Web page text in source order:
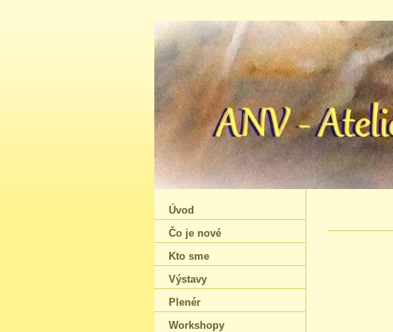
Úvod
Čo je nové
Kto sme
Výstavy
Plenér
Workshopy